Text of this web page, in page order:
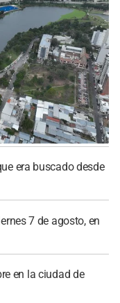
era buscado desde
7 de agosto, en
en la ciudad de